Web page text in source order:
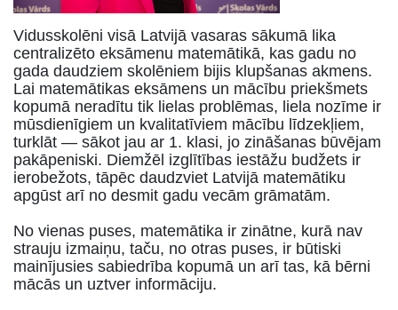
Vidusskolēni visā Latvijā vasaras sākumā lika
centralizēto eksāmenu matemātikā, kas gadu no
gada daudziem skolēniem bijis klupšanas akmens.
Lai matemātikas eksāmens un mācību priekšmets
kopumā neradītu tik lielas problēmas, liela nozīme ir
mūsdienīgiem un kvalitatīviem mācību līdzekļiem,
turklāt — sākot jau ar 1. klasi, jo zināšanas būvējam
pakāpeniski. Diemžēl izglītības iestāžu budžets ir
ierobežots, tāpēc daudzviet Latvijā matemātiku
apgūst arī no desmit gadu vecām grāmatām.
No vienas puses, matemātika ir zinātne, kurā nav
strauju izmaiņu, taču, no otras puses, ir būtiski
mainījusies sabiedrība kopumā un arī tas, kā bērni
mācās un uztver informāciju.